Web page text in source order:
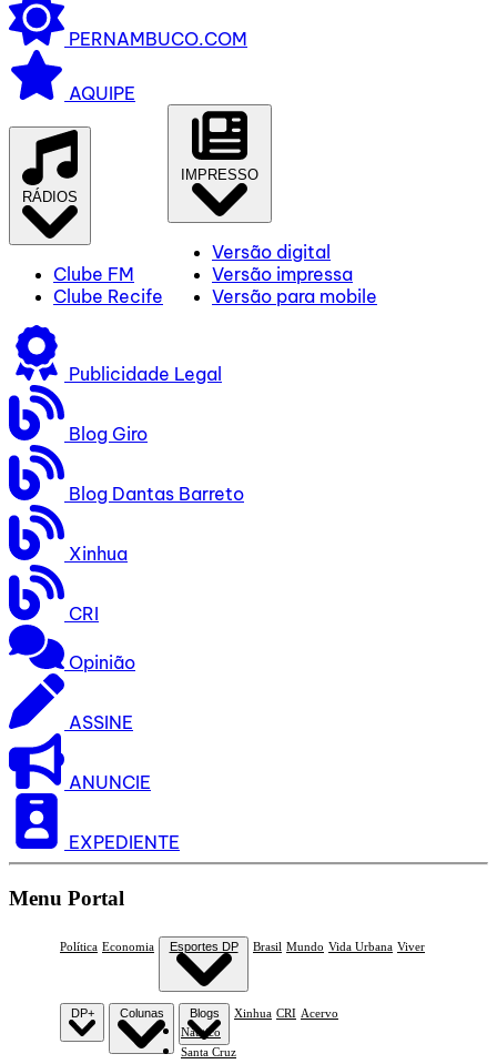
PERNAMBUCO.COM
AQUIPE
RÁDIOS
Clube FM
Clube Recife
IMPRESSO
Versão digital
Versão impressa
Versão para mobile
Publicidade Legal
Blog Giro
Blog Dantas Barreto
Xinhua
CRI
Opinião
ASSINE
ANUNCIE
EXPEDIENTE
Menu Portal
Política Economia Esportes DP
Náutico
Santa Cruz
Brasil Mundo Vida Urbana Viver
DP+ Colunas Blogs Xinhua CRI Acervo